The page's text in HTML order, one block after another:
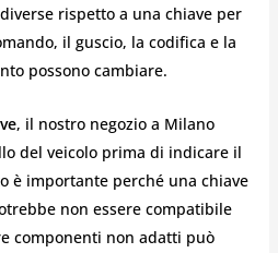
rispetto a una chiave per
il guscio, la codifica e la
possono cambiare.
, il nostro negozio a Milano
del veicolo prima di indicare il
è importante perché una chiave
non essere compatibile
componenti non adatti può